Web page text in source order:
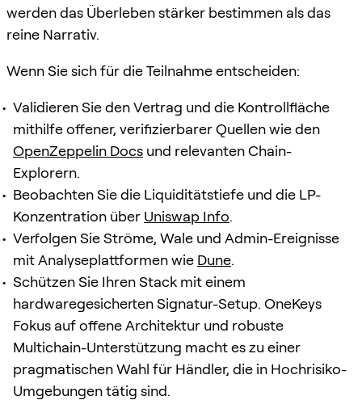
werden das Überleben stärker bestimmen als das
reine Narrativ.
Wenn Sie sich für die Teilnahme entscheiden:
Validieren Sie den Vertrag und die Kontrollfläche
mithilfe offener, verifizierbarer Quellen wie den
OpenZeppelin Docs und relevanten Chain-
Explorern.
Beobachten Sie die Liquiditätstiefe und die LP-
Konzentration über Uniswap Info.
Verfolgen Sie Ströme, Wale und Admin-Ereignisse
mit Analyseplattformen wie Dune.
Schützen Sie Ihren Stack mit einem
hardwaregesicherten Signatur-Setup. OneKeys
Fokus auf offene Architektur und robuste
Multichain-Unterstützung macht es zu einer
pragmatischen Wahl für Händler, die in Hochrisiko-
Umgebungen tätig sind.